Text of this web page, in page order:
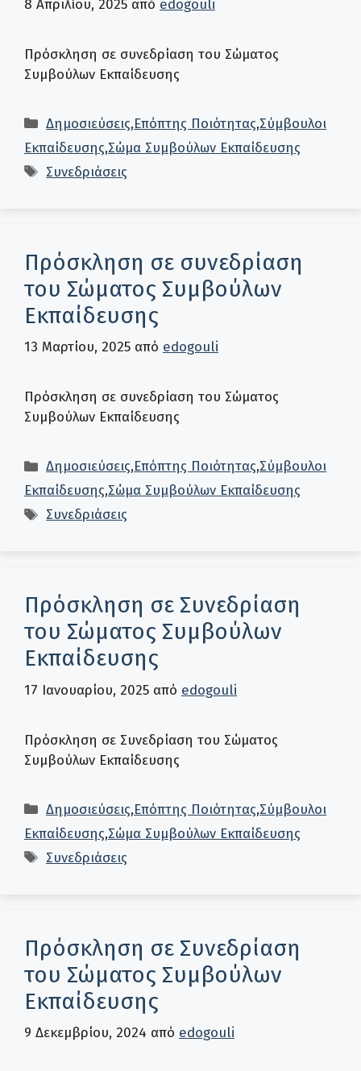
8 Απριλίου, 2025 από edogouli
Πρόσκληση σε συνεδρίαση του Σώματος
Συμβούλων Εκπαίδευσης
Κατηγορίες
Δημοσιεύσεις,Επόπτης Ποιότητας,Σύμβουλοι
Εκπαίδευσης,Σώμα Συμβούλων Εκπαίδευσης
Ετικέτες
Συνεδριάσεις
Πρόσκληση σε συνεδρίαση
του Σώματος Συμβούλων
Εκπαίδευσης
13 Μαρτίου, 2025 από edogouli
Πρόσκληση σε συνεδρίαση του Σώματος
Συμβούλων Εκπαίδευσης
Κατηγορίες
Δημοσιεύσεις,Επόπτης Ποιότητας,Σύμβουλοι
Εκπαίδευσης,Σώμα Συμβούλων Εκπαίδευσης
Ετικέτες
Συνεδριάσεις
Πρόσκληση σε Συνεδρίαση
του Σώματος Συμβούλων
Εκπαίδευσης
17 Ιανουαρίου, 2025 από edogouli
Πρόσκληση σε Συνεδρίαση του Σώματος
Συμβούλων Εκπαίδευσης
Κατηγορίες
Δημοσιεύσεις,Επόπτης Ποιότητας,Σύμβουλοι
Εκπαίδευσης,Σώμα Συμβούλων Εκπαίδευσης
Ετικέτες
Συνεδριάσεις
Πρόσκληση σε Συνεδρίαση
του Σώματος Συμβούλων
Εκπαίδευσης
9 Δεκεμβρίου, 2024 από edogouli